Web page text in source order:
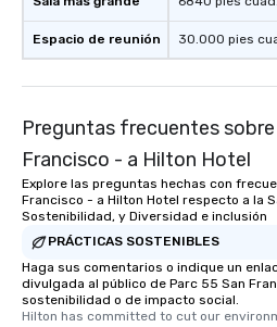
Espacio de reunión 30.000 pies
Preguntas frecuentes sobre
Francisco - a Hilton Hotel
Explore las preguntas hechas con
Francisco - a Hilton Hotel respecto a la
Sostenibilidad, y Diversidad e inclusión
PRÁCTICAS SOSTENIBLES
Haga sus comentarios o indique un
divulgada al público de Parc 55 San
sostenibilidad o de impacto social.
Hilton has committed to cut our